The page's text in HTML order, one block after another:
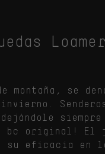
Loamer
montaña, se
bc original!
su eficacia en